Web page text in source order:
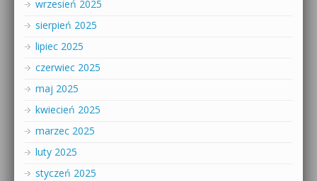
wrzesień 2025
sierpień 2025
lipiec 2025
czerwiec 2025
maj 2025
kwiecień 2025
marzec 2025
luty 2025
styczeń 2025